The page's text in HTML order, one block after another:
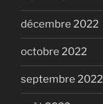
décembre 2022
octobre 2022
septembre 2022